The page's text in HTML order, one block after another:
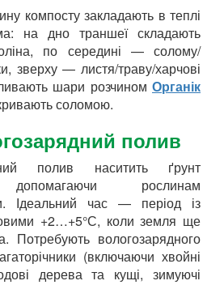
компосту закладають в теплі
на дно траншеї складають
по середині — солому/
зверху — листя/траву/харчові
шари розчином Органік
соломою.
полив
полив наситить ґрунт
рослинам
Ідеальний час — період із
+2…+5°С, коли земля ще
Потребують вологозарядного
(включаючи хвойні
дерева та кущі, зимуючі